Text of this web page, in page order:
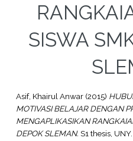
SISWA
Asif, Khairul Anwar(2015)
MOTIVASI BELAJAR DENGAN
MENGAPLIKASIKAN
DEPOK SLEMAN. S1 thesis, UNY.